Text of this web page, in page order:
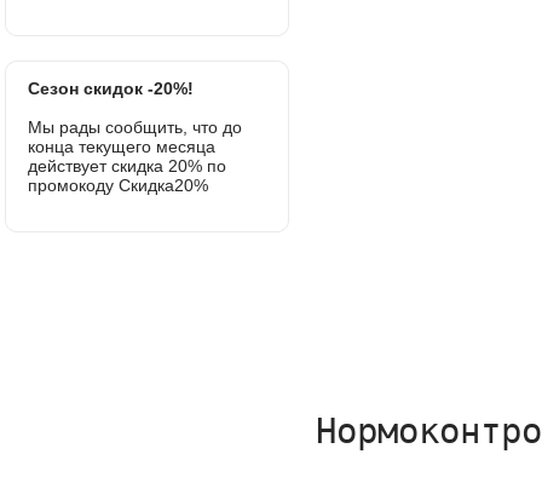
Сезон скидок -20%!
Мы рады сообщить, что до
конца текущего месяца
действует скидка 20% по
промокоду Скидка20%